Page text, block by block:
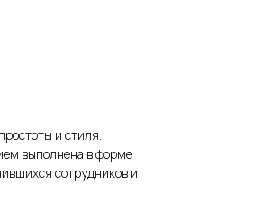
и стиля.
выполнена в форме
сотрудников и